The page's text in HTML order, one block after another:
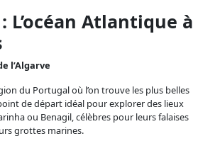
L’océan Atlantique à
l’Algarve
du Portugal où l’on trouve les plus belles
de départ idéal pour explorer des lieux
ou Benagil, célèbres pour leurs falaises
grottes marines.